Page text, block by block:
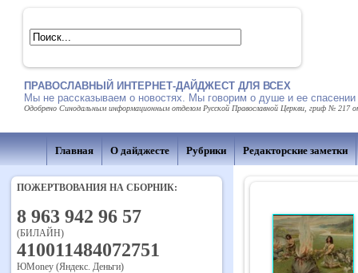
ПРАВОСЛАВНЫЙ ИНТЕРНЕТ-ДАЙДЖЕСТ ДЛЯ ВСЕХ
Мы не рассказываем о новостях. Мы говорим о душе и ее спасении
Одобрено Синодальным информационным отделом Русской Православной Церкви, гриф № 217
Главная О дайджесте Рубрики Редакторские заметки
ПОЖЕРТВОВАНИЯ НА СБОРНИК:
8 963 942 96 57
(БИЛАЙН)
410011484072751
ЮMoney (Яндекс. Деньги)